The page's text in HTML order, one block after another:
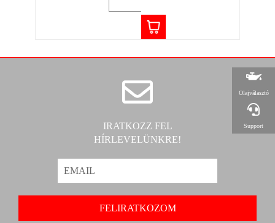
IRATKOZZ FEL
HÍRLEVELÜNKRE!
Olajválasztó
Support